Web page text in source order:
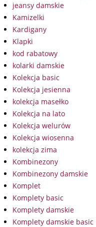
jeansy damskie
Kamizelki
Kardigany
Klapki
kod rabatowy
kolarki damskie
Kolekcja basic
Kolekcja jesienna
kolekcja masełko
Kolekcja na lato
Kolekcja welurów
Kolekcja wiosenna
kolekcja zima
Kombinezony
Kombinezony damskie
Komplet
Komplety basic
Komplety damskie
Komplety damskie basic